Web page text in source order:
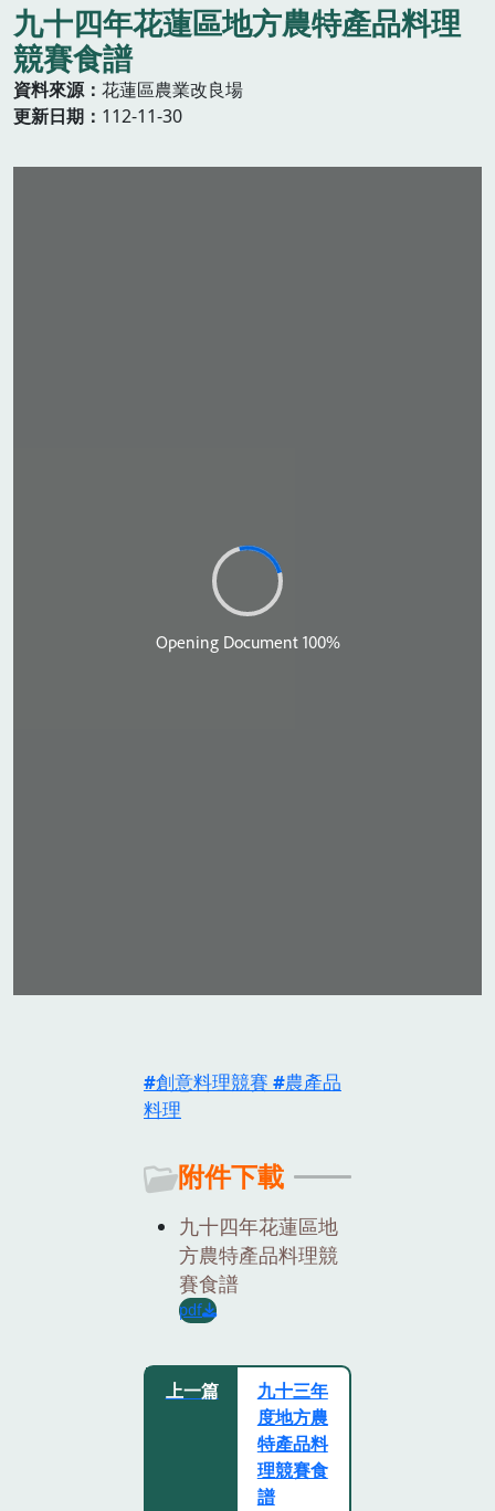
九十四年花蓮區地方農特產品料理
競賽食譜
資料來源
花蓮區農業改良場
更新日期
112-11-30
創意料理競賽
農產品
料理
附件下載
九十四年花蓮區地
方農特產品料理競
賽食譜
pdf
上一篇
九十三年
度地方農
特產品料
理競賽食
譜